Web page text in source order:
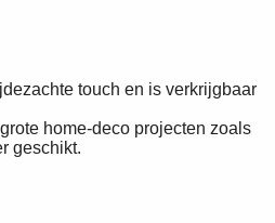
touch en is verkrijgbaar
home-deco projecten zoals
geschikt.